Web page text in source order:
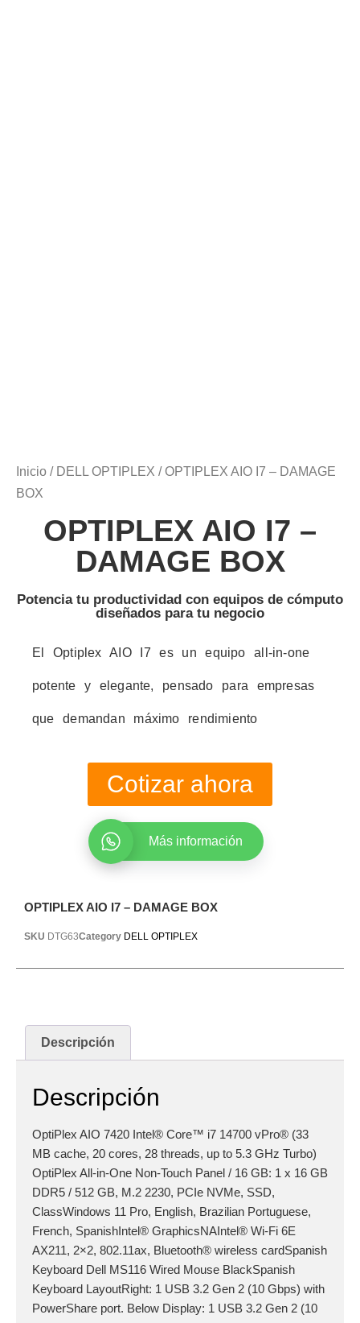
Inicio / DELL OPTIPLEX / OPTIPLEX AIO I7 – DAMAGE
BOX
OPTIPLEX AIO I7 –
DAMAGE BOX
Potencia tu productividad con equipos de cómputo
diseñados para tu negocio
El Optiplex AIO I7 es un equipo all-in-one
potente y elegante, pensado para empresas
que demandan máximo rendimiento
Cotizar ahora
Más información
OPTIPLEX AIO I7 – DAMAGE BOX
SKU DTG63Category DELL OPTIPLEX
Descripción
Descripción
OptiPlex AIO 7420 Intel® Core™ i7 14700 vPro® (33
MB cache, 20 cores, 28 threads, up to 5.3 GHz Turbo)
OptiPlex All-in-One Non-Touch Panel / 16 GB: 1 x 16 GB
DDR5 / 512 GB, M.2 2230, PCIe NVMe, SSD,
ClassWindows 11 Pro, English, Brazilian Portuguese,
French, SpanishIntel® GraphicsNAIntel® Wi-Fi 6E
AX211, 2×2, 802.11ax, Bluetooth® wireless cardSpanish
Keyboard Dell MS116 Wired Mouse BlackSpanish
Keyboard LayoutRight: 1 USB 3.2 Gen 2 (10 Gbps) with
PowerShare port. Below Display: 1 USB 3.2 Gen 2 (10